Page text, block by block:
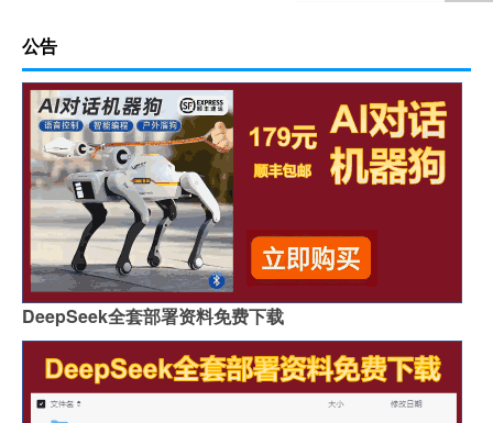
公告
DeepSeek全套部署资料免费下载